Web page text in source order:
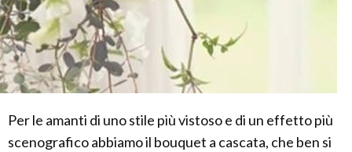
Per le amanti di uno stile più vistoso e di un effetto più
scenografico abbiamo il bouquet a cascata, che ben si